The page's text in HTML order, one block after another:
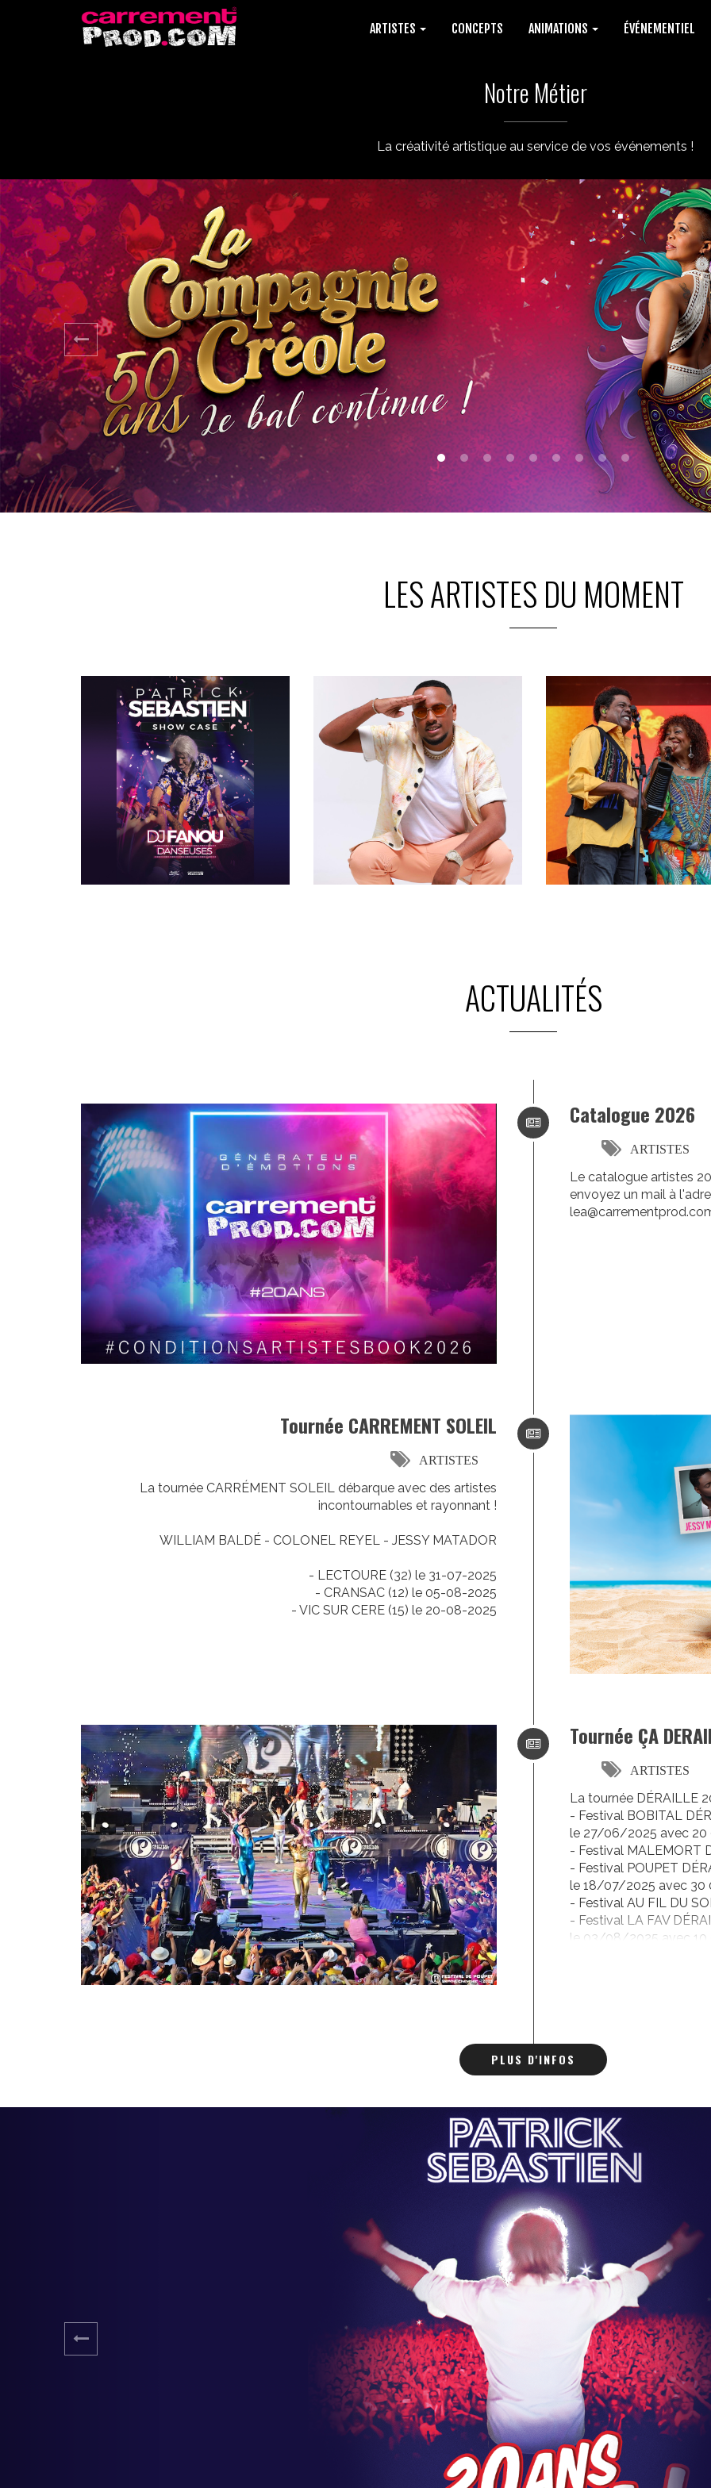
ARTISTES CONCEPTS ANIMATIONS ÉVÉNEMENTIEL
Notre Métier
La créativité artistique au service de vos événements !
LES ARTISTES DU MOMENT
ACTUALITÉS
Catalogue 2026
ARTISTES
Le catalogue artistes
envoyez un mail à
Tournée CARREMENT SOLEIL
ARTISTES
La tournée CARRÉMENT SOLEIL débarque avec des artistes
incontournables et rayonnant !
WILLIAM BALDÉ - COLONEL REYEL - JESSY MATADOR
- LECTOURE (32) le 31-07-2025
- CRANSAC (12) le 05-08-2025
- VIC SUR CERE (15) le 20-08-2025
Tournée ÇA
ARTISTES
La tournée DÉRAILLE
- Festival BOBITAL
le 27/06/2025 avec 20
- Festival MALEMORT
- Festival POUPET
le 18/07/2025 avec 30
- Festival AU FIL DU
- Festival LA FAV
le 03/08/2025 avec 10
PLUS D'INFOS